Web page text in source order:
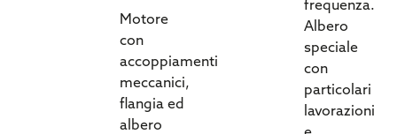
Motore
con
accoppiamenti
meccanici,
flangia ed
albero
frequenza.
Albero
speciale
con
particolari
lavorazioni